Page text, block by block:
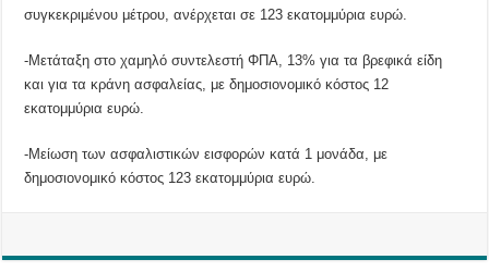
συγκεκριμένου μέτρου, ανέρχεται σε 123 εκατομμύρια ευρώ.
-Μετάταξη στο χαμηλό συντελεστή ΦΠΑ, 13% για τα βρεφικά είδη
και για τα κράνη ασφαλείας, με δημοσιονομικό κόστος 12
εκατομμύρια ευρώ.
-Μείωση των ασφαλιστικών εισφορών κατά 1 μονάδα, με
δημοσιονομικό κόστος 123 εκατομμύρια ευρώ.